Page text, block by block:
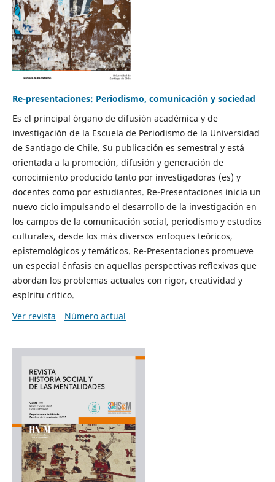
Re-presentaciones: Periodismo, comunicación y sociedad
Es el principal órgano de difusión académica y de
investigación de la Escuela de Periodismo de la Universidad
de Santiago de Chile. Su publicación es semestral y está
orientada a la promoción, difusión y generación de
conocimiento producido tanto por investigadoras (es) y
docentes como por estudiantes. Re-Presentaciones inicia un
nuevo ciclo impulsando el desarrollo de la investigación en
los campos de la comunicación social, periodismo y estudios
culturales, desde los más diversos enfoques teóricos,
epistemológicos y temáticos. Re-Presentaciones promueve
un especial énfasis en aquellas perspectivas reflexivas que
abordan los problemas actuales con rigor, creatividad y
espíritu crítico.
Ver revista
Número actual